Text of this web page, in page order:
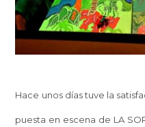
Hace unos días tuve la
puesta en escena de LA